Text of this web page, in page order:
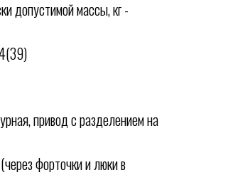
допустимой массы, кг -
привод с разделением на
форточки и люки в